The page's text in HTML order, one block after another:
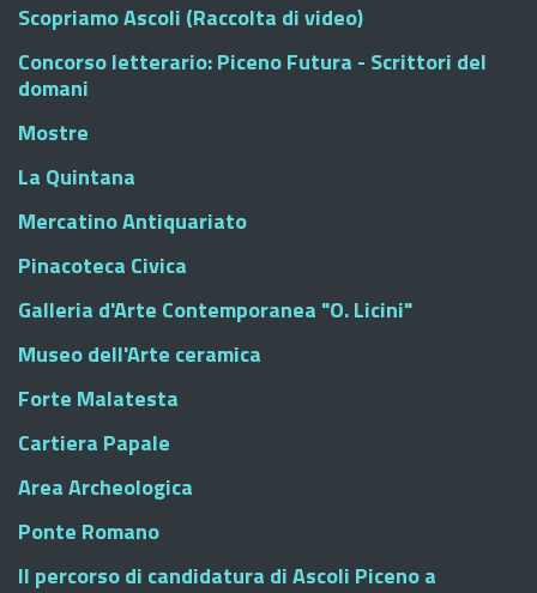
Scopriamo Ascoli (Raccolta di video)
Concorso letterario: Piceno Futura - Scrittori del
domani
Mostre
La Quintana
Mercatino Antiquariato
Pinacoteca Civica
Galleria d'Arte Contemporanea "O. Licini"
Museo dell'Arte ceramica
Forte Malatesta
Cartiera Papale
Area Archeologica
Ponte Romano
Il percorso di candidatura di Ascoli Piceno a